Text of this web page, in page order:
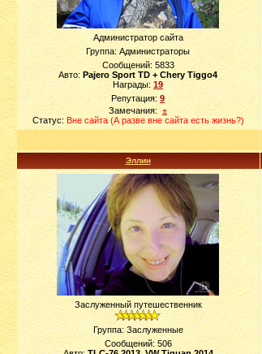
Администратор сайта
Группа: Администраторы
Сообщений: 5833
Авто: Pajero Sport TD + Chery Tiggo4
Награды: 19
Репутация: 9
Замечания: ±
Статус: Вне сайта (А разве вне сайта есть жизнь?)
Эллин
Заслуженный путешественник
Группа: Заслуженные
Сообщений: 506